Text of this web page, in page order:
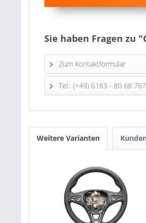
Sie haben Fragen zu
Zum Kontaktformular
Tel.: (+49) 6183 - 80 68 767
Weitere Varianten